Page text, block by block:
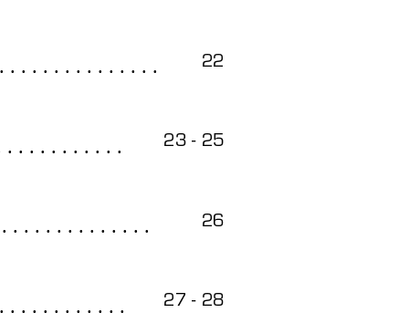
. . . . . . . . . . . . . . 22
. . . . . . . . . . 23 - 25
. . . . . . . . . . . . . 26
. . . . . . . . . . . 27 - 28